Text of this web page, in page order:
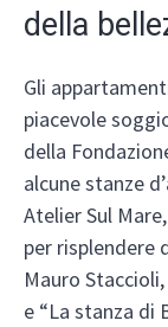
della
Gli
piacevole
della
alcune stanze
Atelier Sul
per risplendere
Mauro
e “La stanza di